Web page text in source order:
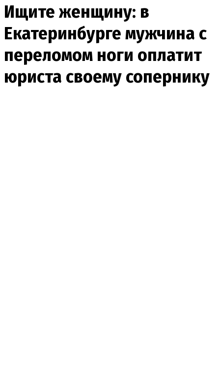
Ищите женщину: в
Екатеринбурге мужчина с
переломом ноги оплатит
юриста своему сопернику